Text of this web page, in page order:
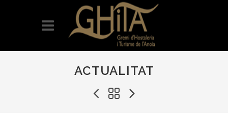
ACTUALITAT